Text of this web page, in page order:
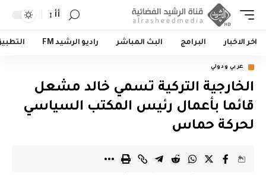
أأ
اخر الاخبار البرامج البث المباشر راديو الرشيد FM
عربي ودولي
الخارجية التركية تسمي خالد مشعل
قائما بأعمال رئيس المكتب السياسي
لحركة حماس